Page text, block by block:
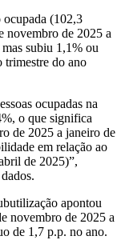
ocupada (102,3
novembro de 2025 a
subiu 1,1% ou
trimestre do ano
ocupadas na
o que significa
de 2025 a janeiro de
em relação ao
de 2025)”,
apontou
novembro de 2025 a
de 1,7 p.p. no ano.